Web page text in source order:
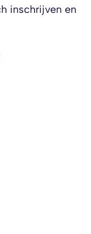
inschrijven en